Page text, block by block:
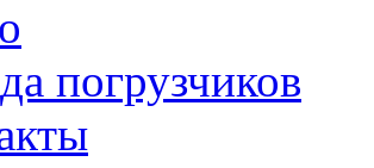
погрузчиков